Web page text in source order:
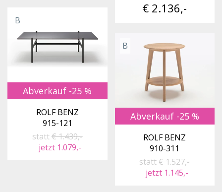
€ 2.136,-
B
Abverkauf -25 %
ROLF BENZ
915-121
statt€ 1.439,-
jetzt 1.079,-
B
Abverkauf -25 %
ROLF BENZ
910-311
statt€ 1.527,-
jetzt 1.145,-